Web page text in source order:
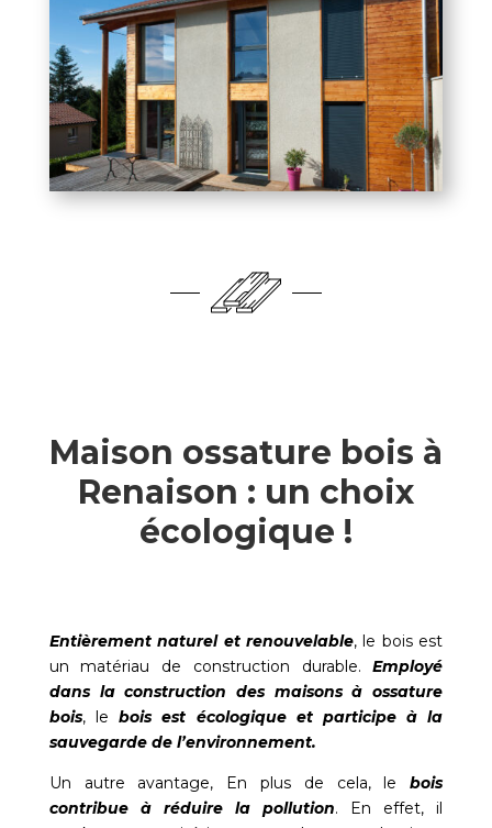
Maison ossature bois à
Renaison : un choix
écologique !
Entièrement naturel et renouvelable, le bois est
un matériau de construction durable.Employé
dans la construction des maisons à ossature
bois, lebois est écologique et participe à la
sauvegarde de l’environnement.
Un autre avantage, En plus de cela, lebois
contribue à réduire la pollution. En effet, il